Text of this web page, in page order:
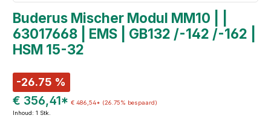
Buderus Mischer Modul MM10 | |
63017668 | EMS | GB132 /-142 /-162 |
HSM 15-32
-26.75 %
€ 356,41* € 486,54* (26.75% bespaard)
Inhoud: 1 Stk.